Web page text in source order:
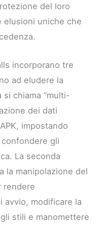
del loro
elusioni uniche che
incorporano tre
ad eludere la
si chiama “multi-
dei dati
impostando
gli
La seconda
la manipolazione del
rendere
avvio, modificare la
stili e manomettere